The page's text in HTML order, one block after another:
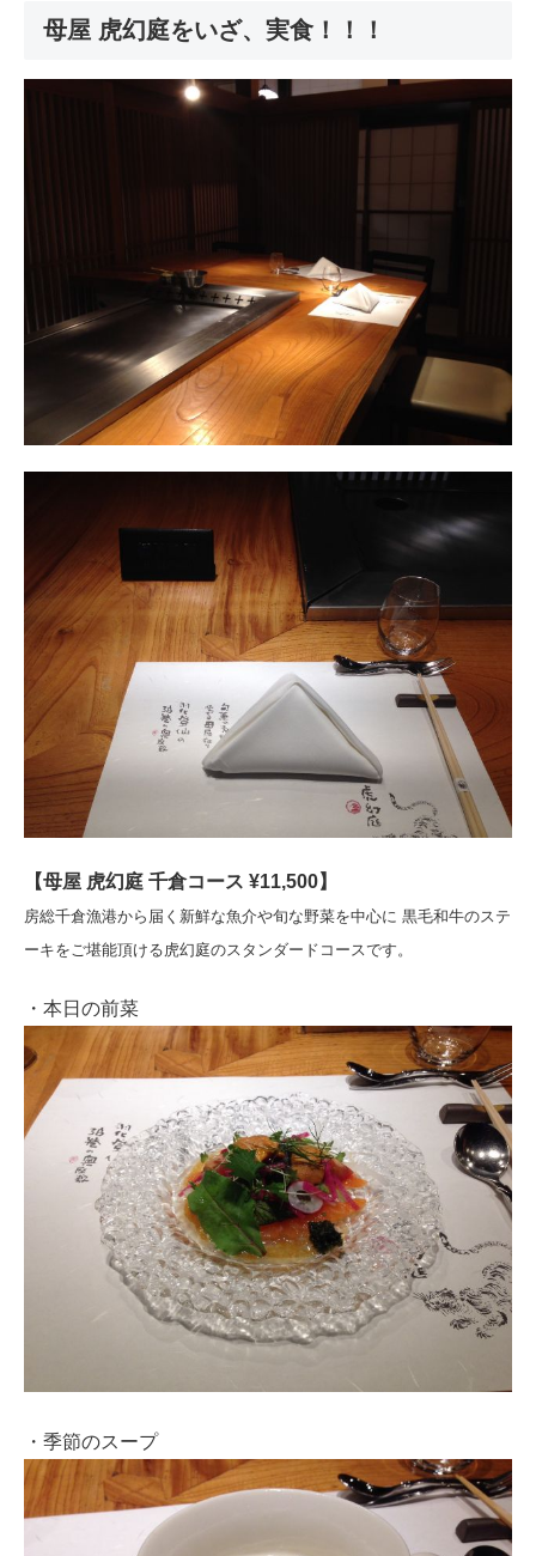
母屋 虎幻庭をいざ、実食！！！
【母屋 虎幻庭 千倉コース ¥11,500】
房総千倉漁港から届く新鮮な魚介や旬な野菜を中心に 黒毛和牛のステ
ーキをご堪能頂ける虎幻庭のスタンダードコースです。
・本日の前菜
・季節のスープ